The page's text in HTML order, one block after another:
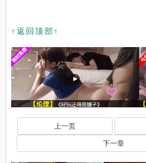
↑返回顶部↑
上一页
下一章